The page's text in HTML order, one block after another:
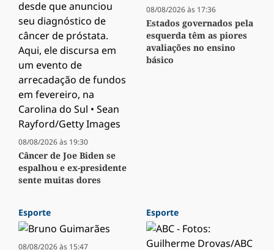
08/08/2026 às 19:30
Câncer de Joe Biden se
espalhou e ex-presidente
sente muitas dores
08/08/2026 às 17:36
Estados governados pela
esquerda têm as piores
avaliações no ensino
básico
Esporte
08/08/2026 às 15:47
Esporte